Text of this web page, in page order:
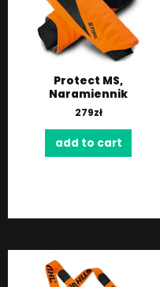
Protect MS,
Naramiennik
279zł
add to cart